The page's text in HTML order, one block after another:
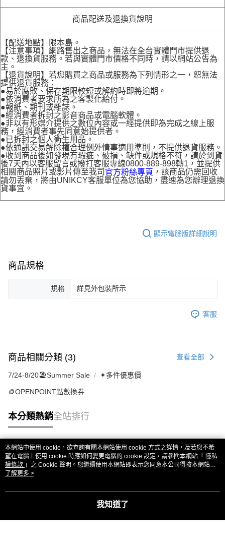
商品配送及退換貨說明
【配送地點】限本島。
【注意事項】網路售出之商品，無法在全台實體門市提供退
款、退換貨服務。若與實體門市價格不同時，請以網站公告為
主。
【退貨說明】若您購買之商品或服務為下列情形之一，恕無法
提供退貨服務：
●易於腐敗、保存期限較短或解約時即將逾期。
●依消費者要求所為之客製化給付。
●報紙、期刊或雜誌。
●經消費者拆封之影音商品或電腦軟體。
●非以有形媒介提供之數位內容或一經提供即為完成之線上服
務，經消費者事先同意始提供者。
●已拆封之個人衛生用品。
●依通訊交易解除權合理例外情事適用準則，不提供退貨服務。
●收到商品後如發現有瑕疵、破損、缺件或規格不符，請於到貨
後7天內以客服留言或撥打客服專線0800-889-898轉1，並提供
相關商品照片或影片傳至我司 官方粉絲專頁 ，該商品仍需回收
請勿丟棄，將由UNIKCY客服單位為您協助，盡速為您辦理退換
貨事宜。
顯示電腦版詳細說明
商品規格
規格 詳見外包裝所示
客服
商品相關分類 (3) 查看全部
7/24-8/20🏖️Summer Sale ✦多件優惠價
🪙OPENPOINT點數換券
本分類熱銷全站排行
熱門標籤
本網站中使用 cookie，欲查詢有關本網站使用 cookie 方式之詳情，及若您不希
望在電腦上使用 cookie 時應如何變更電腦的 cookie 設定，請參閱本網站「 隱私
權條款 」之 Cookie 聲明。您繼續使用本網站即表示您同意本公司得按本網站使
用條款之 Cookie 聲明使用 cookie。
了解更多 >
我知道了